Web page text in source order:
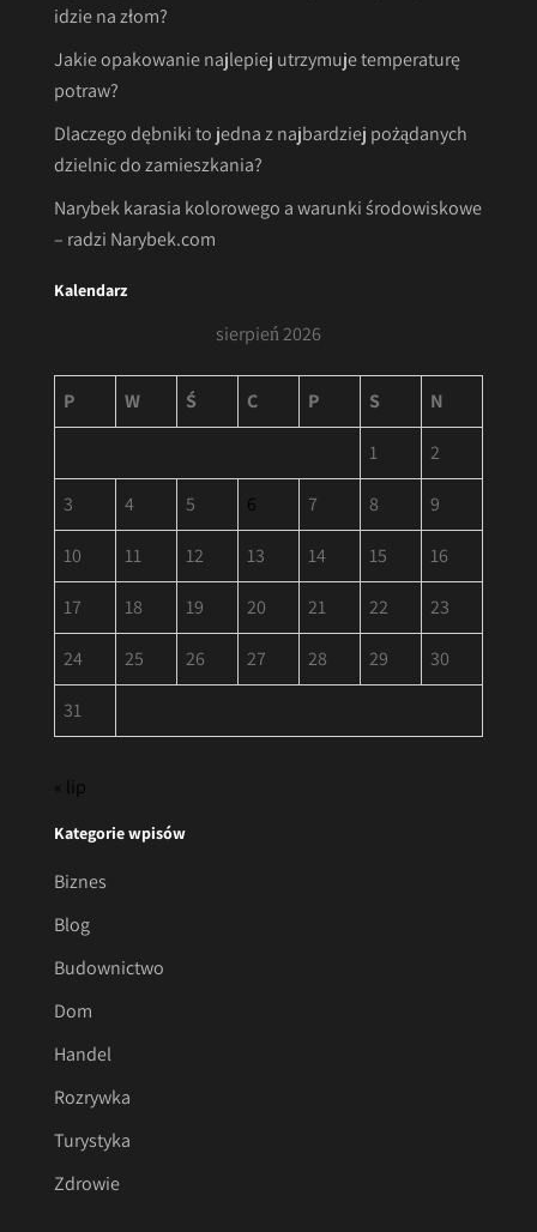
idzie na złom?
Jakie opakowanie najlepiej utrzymuje temperaturę
potraw?
Dlaczego dębniki to jedna z najbardziej pożądanych
dzielnic do zamieszkania?
Narybek karasia kolorowego a warunki środowiskowe
– radzi Narybek.com
Kalendarz
sierpień 2026
P W Ś C P S N
1 2
3 4 5 6 7 8 9
10 11 12 13 14 15 16
17 18 19 20 21 22 23
24 25 26 27 28 29 30
31
« lip
Kategorie wpisów
Biznes
Blog
Budownictwo
Dom
Handel
Rozrywka
Turystyka
Zdrowie